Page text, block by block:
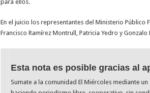
para ellos.
En el juicio los representantes del Ministerio Público
Francisco Ramírez Montrull, Patricia Yedro y Gonzalo
Esta nota es posible gracias al
Sumate a la comunidad El Miércoles mediante